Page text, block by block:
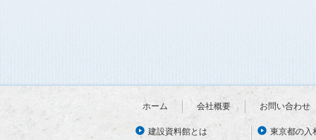
ホーム 会社概要 お問い合わせ
建設資料館とは 東京都の入